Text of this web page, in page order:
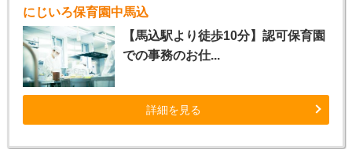
にじいろ保育園中馬込
【馬込駅より徒歩10分】認可保育園
での事務のお仕...
詳細を見る